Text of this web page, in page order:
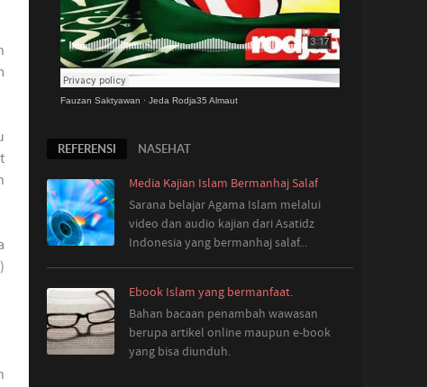
Fauzan Saktyawan · Jeda Rodja35 Almaut
REFERENSI NASEHAT
Media Kajian Islam Bermanhaj Salaf
Sarana belajar Agama Islam melalui
video dan audio kajian dari Asatidz
Indonesia yang bermanhaj salaf...
Ebook Islam yang bermanfaat.
Bahan bacaan penambah wawasan
berupa artikel online maupun e-book
yang bisa diunduh.